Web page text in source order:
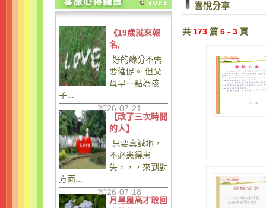
《19歲就來報
名,
好的緣分不需
要催促。 但父
母早一點為孩
子...
2026-07-21
【改了三次時間
的人】
只要真誠地，
不必患得患
失，，，來到對
方面...
2026-07-18
月黑風高才敢回
喜悅分享
共 173 篇 6 - 3 頁